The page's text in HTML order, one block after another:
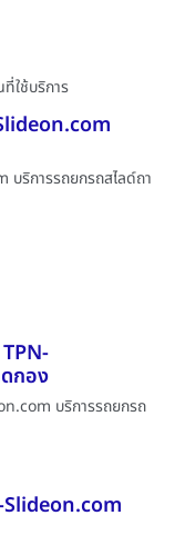
ใช้บริการ
บริการรถยกรถสไลด์ถา
กอง
บริการรถยกรถ
Slideon.com